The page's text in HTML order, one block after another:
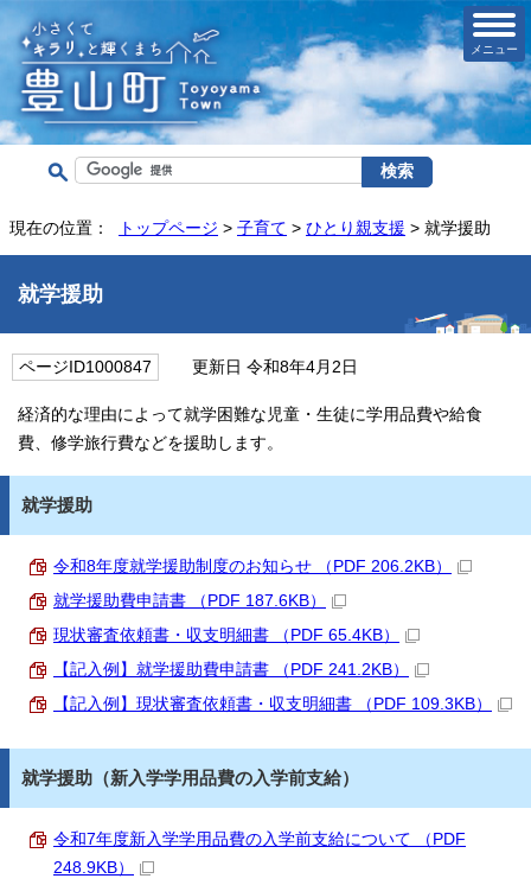
メニュー
現在の位置： トップページ > 子育て > ひとり親支援 > 就学援助
就学援助
ページID1000847 更新日 令和8年4月2日
経済的な理由によって就学困難な児童・生徒に学用品費や給食
費、修学旅行費などを援助します。
就学援助
令和8年度就学援助制度のお知らせ （PDF 206.2KB）
就学援助費申請書 （PDF 187.6KB）
現状審査依頼書・収支明細書 （PDF 65.4KB）
【記入例】就学援助費申請書 （PDF 241.2KB）
【記入例】現状審査依頼書・収支明細書 （PDF 109.3KB）
就学援助（新入学学用品費の入学前支給）
令和7年度新入学学用品費の入学前支給について （PDF
248.9KB）